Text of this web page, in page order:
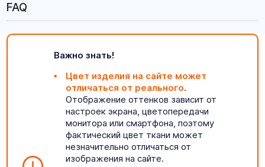
FAQ
Важно знать!
Цвет изделия на сайте может
отличаться от реального.
Отображение оттенков зависит от
настроек экрана, цветопередачи
монитора или смартфона, поэтому
фактический цвет ткани может
незначительно отличаться от
изображения на сайте.